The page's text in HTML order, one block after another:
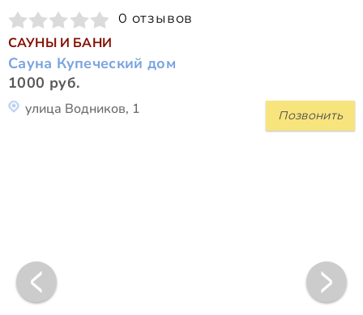
0 отзывов
САУНЫ И БАНИ
Сауна Купеческий дом
1000 руб.
Позвонить
улица Водников, 1